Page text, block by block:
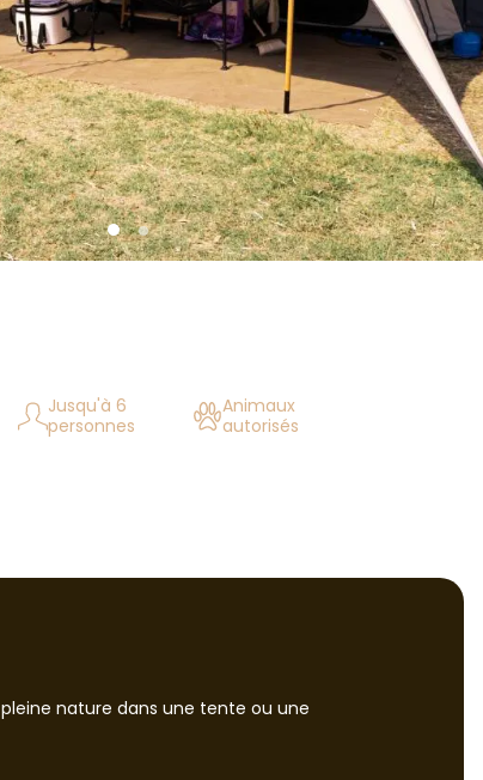
Jusqu'à 6
personnes
Animaux
autorisés
nature dans une tente ou une